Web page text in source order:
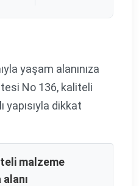
yaşam alanınıza
No 136, kaliteli
yapısıyla dikkat
malzeme